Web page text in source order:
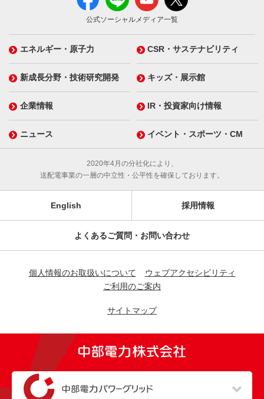
公式ソーシャルメディア一覧
エネルギー・原子力 CSR・サステナビリティ
新成長分野・技術研究開発 キッズ・展示館
企業情報 IR・投資家向け情報
ニュース イベント・スポーツ・CM
2020年4月の分社化により、
送配電事業の一層の中立性・公平性を確保しております。
English 採用情報
よくあるご質問・お問い合わせ
個人情報のお取扱いについて
ウェブアクセシビリティ
ご利用のご案内
サイトマップ
（新しいウィンドウを開きます）